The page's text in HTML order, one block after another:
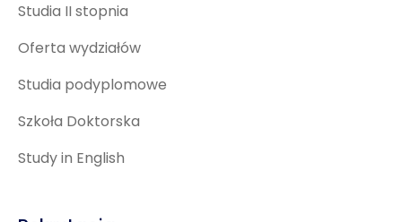
Studia II stopnia
Oferta wydziałów
Studia podyplomowe
Szkoła Doktorska
Study in English